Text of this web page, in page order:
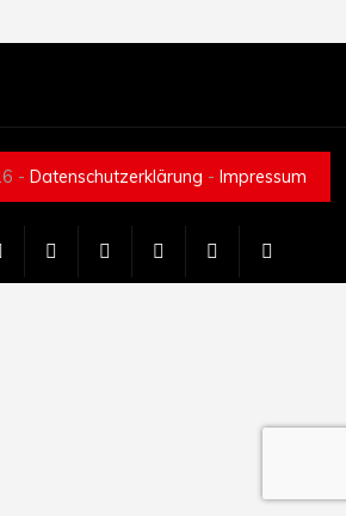
- Datenschutzerklärung - Impressum